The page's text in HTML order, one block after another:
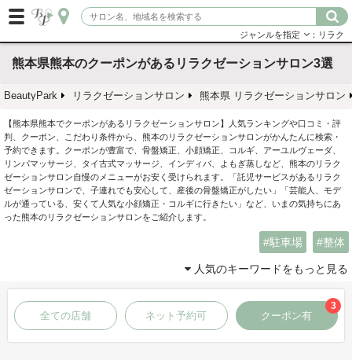
ジャンルを指定 ：リラク
熊本県熊本のクーポンがあるリラクゼーションサロン3選
BeautyPark リラクゼーションサロン 熊本県 リラクゼーションサロン
【熊本県熊本でクーポンがあるリラクゼーションサロン】人気ランキングや口コミ・評
判、クーポン、こだわり条件から、熊本のリラクゼーションサロンがかんたんに検索・
予約できます。クーポンが豊富で、骨盤矯正、小顔矯正、コルギ、アーユルヴェーダ、
リンパマッサージ、タイ古式マッサージ、インディバ、よもぎ蒸しなど、熊本のリラク
ゼーションサロン自慢のメニューがお安く受けられます。「託児サービスがあるリラク
ゼーションサロンで、子連れでも安心して、産後の骨盤矯正がしたい」「芸能人、モデ
ルが通っている、安くて人気な小顔矯正・コルギに行きたい」など、いまの気持ちにあ
った熊本のリラクゼーションサロンをご紹介します。
駐車場 整体
人気のキーワードをもっと見る
全ての店舗 ネット予約可 クーポン有
3